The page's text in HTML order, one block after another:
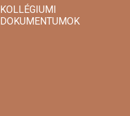
KOLLÉGIUMI
DOKUMENTUMOK